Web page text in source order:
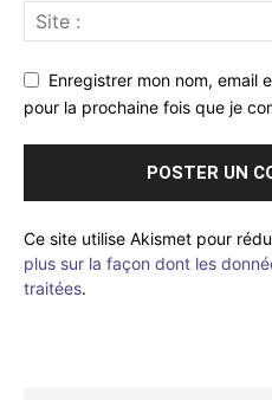
Enregistrer mon nom, email
pour la prochaine fois que je
Ce site utilise Akismet pour
plus sur la façon dont les
traitées.